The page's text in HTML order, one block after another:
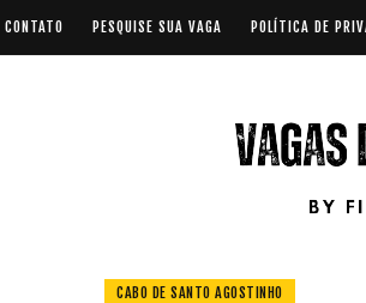
CONTATO PESQUISE SUA VAGA POLÍTICA DE
CABO DE SANTO AGOSTINHO